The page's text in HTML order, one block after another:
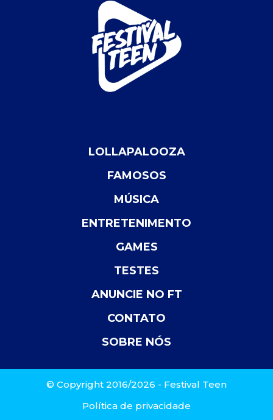
LOLLAPALOOZA
FAMOSOS
MÚSICA
ENTRETENIMENTO
GAMES
TESTES
ANUNCIE NO FT
CONTATO
SOBRE NÓS
© Copyright 2016/2026 - Festival Teen
Política de privacidade